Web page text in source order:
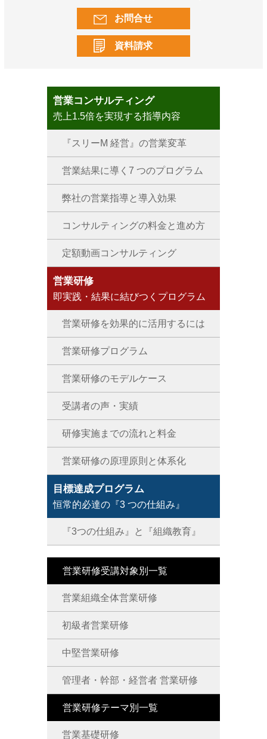
お問合せ
資料請求
営業コンサルティング
売上1.5倍を実現する指導内容
『スリーM 経営』の営業変革
営業結果に導く7 つのプログラム
弊社の営業指導と導入効果
コンサルティングの料金と進め方
定額動画コンサルティング
営業研修
即実践・結果に結びつくプログラム
営業研修を効果的に活用するには
営業研修プログラム
営業研修のモデルケース
受講者の声・実績
研修実施までの流れと料金
営業研修の原理原則と体系化
目標達成プログラム
恒常的必達の『3 つの仕組み』
『3つの仕組み』と『組織教育』
営業研修受講対象別一覧
営業組織全体営業研修
初級者営業研修
中堅営業研修
管理者・幹部・経営者 営業研修
営業研修テーマ別一覧
営業基礎研修